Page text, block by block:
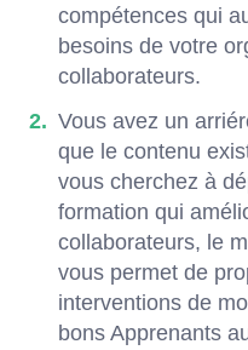
compétences qui
besoins de votre
collaborateurs.
Vous avez un
que le contenu
vous cherchez à
formation qui
collaborateurs, le
vous permet de
interventions de
bons Apprenants